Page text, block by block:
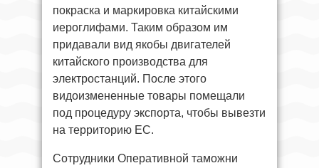
покраска и маркировка китайскими
иероглифами. Таким образом им
придавали вид якобы двигателей
китайского производства для
электростанций. После этого
видоизмененные товары помещали
под процедуру экспорта, чтобы вывезти
на территорию ЕС.
Сотрудники Оперативной таможни